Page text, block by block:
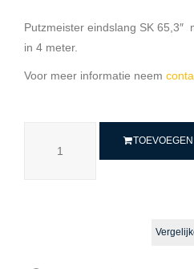
Putzmeister eindslang SK 65,3″
in 4 meter.
Voor meer informatie neem